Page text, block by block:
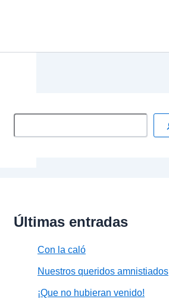
Últimas entradas
Con la caló
Nuestros queridos amnistiados
¡Que no hubieran venido!